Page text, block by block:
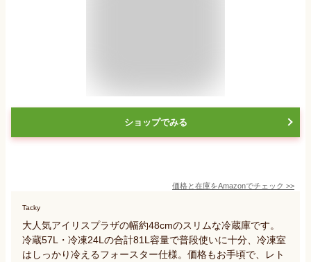
ショップでみる
価格と在庫をAmazonでチェック >>
Tacky
大人気アイリスプラザの幅約48cmのスリムな冷蔵庫です。
冷蔵57L・冷凍24Lの合計81L容量で普段使いに十分、冷凍室
はしっかり冷えるフォースター仕様。価格もお手頃で、レト